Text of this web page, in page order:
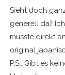
Sieht doch
generell da?
musste direkt
original
P.S.: Gibt es